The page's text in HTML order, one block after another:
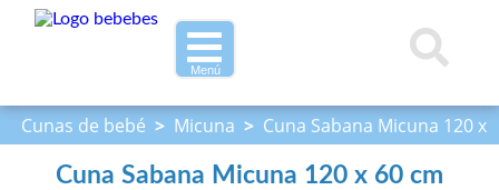
Menú
Cunas de bebé > Micuna > Cuna Sabana Micuna 120 x
60 cm
Cuna Sabana Micuna 120 x 60 cm